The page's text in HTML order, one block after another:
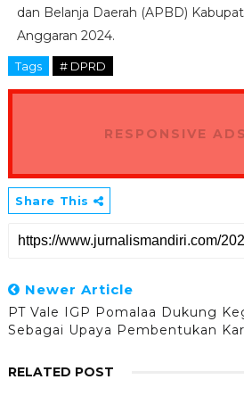
dan Belanja Daerah (APBD)
Anggaran 2024.
Tags # DPRD
RESPONSIVE
Share This
Newer Article
PT Vale IGP Pomalaa Dukung
Sebagai Upaya Pembentukan
RELATED POST